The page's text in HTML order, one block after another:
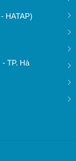
HATAP)
TP. Hà